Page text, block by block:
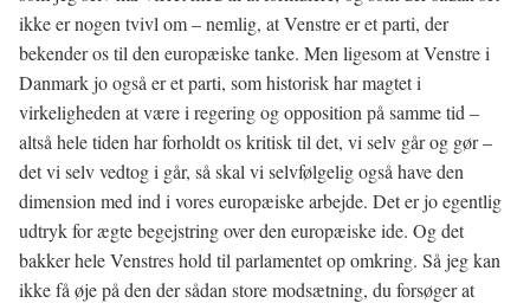
ikke er nogen tvivl om – nemlig, at Venstre er et parti, der
bekender os til den europæiske tanke. Men ligesom at Venstre i
Danmark jo også er et parti, som historisk har magtet i
virkeligheden at være i regering og opposition på samme tid –
altså hele tiden har forholdt os kritisk til det, vi selv går og gør –
det vi selv vedtog i går, så skal vi selvfølgelig også have den
dimension med ind i vores europæiske arbejde. Det er jo egentlig
udtryk for ægte begejstring over den europæiske ide. Og det
bakker hele Venstres hold til parlamentet op omkring. Så jeg kan
ikke få øje på den der sådan store modsætning, du forsøger at